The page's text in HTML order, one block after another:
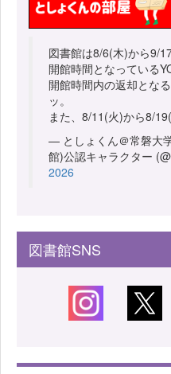
図書館は8/6(木)から9/
開館時間となっている
開館時間内の返却とな
ッ。
また、8/11(火)から8/
— としょくん＠常磐大
館)公認キャラクター
2026
図書館SNS